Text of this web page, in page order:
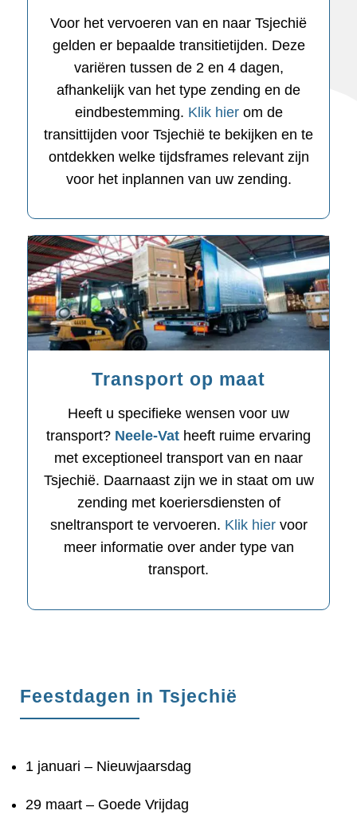
Voor het vervoeren van en naar Tsjechië
gelden er bepaalde transitietijden. Deze
variëren tussen de 2 en 4 dagen,
afhankelijk van het type zending en de
eindbestemming. Klik hierom de
transittijden voor Tsjechië te bekijken en te
ontdekken welke tijdsframes relevant zijn
voor het inplannen van uw zending.
Transport op maat
Heeft u specifieke wensen voor uw
transport? Neele-Vat heeft ruime ervaring
met exceptioneel transport van en naar
Tsjechië. Daarnaast zijn we in staat om uw
zending met koeriersdiensten of
sneltransport te vervoeren. Klik hiervoor
meer informatie over ander type van
transport.
Feestdagen in Tsjechië
1 januari – Nieuwjaarsdag
29 maart – Goede Vrijdag